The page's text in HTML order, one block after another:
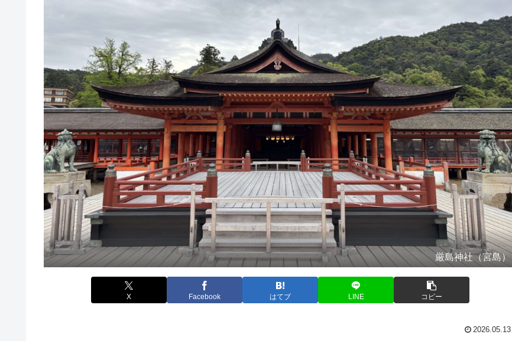
厳島神社（宮島）
X Facebook はてブ LINE コピー
2026.05.13